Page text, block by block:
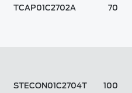
TCAP01C2702A 70
STECON01C2704T 100